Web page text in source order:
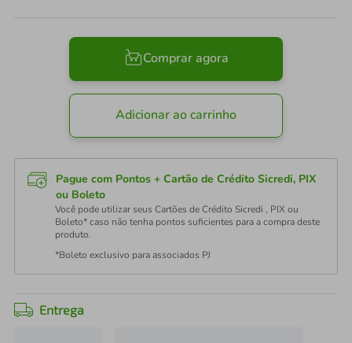
Comprar agora
Adicionar ao carrinho
Pague com Pontos + Cartão de Crédito Sicredi, PIX
ou Boleto
Você pode utilizar seus Cartões de Crédito Sicredi , PIX ou
Boleto* caso não tenha pontos suficientes para a compra deste
produto.
*Boleto exclusivo para associados PJ
Entrega